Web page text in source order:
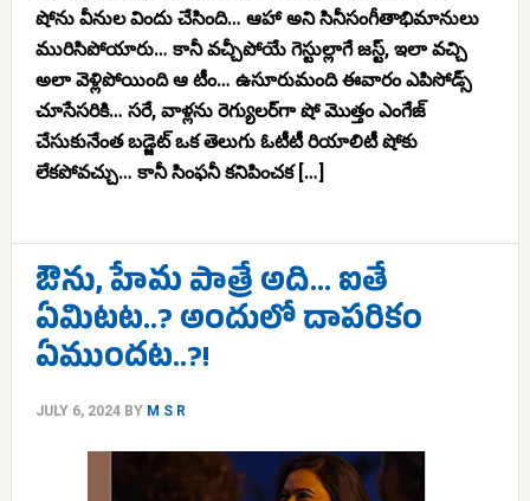
షోను వీనుల విందు చేసింది… ఆహా అని సినీసంగీతాభిమానులు
మురిసిపోయారు… కానీ వచ్చీపోయే గెస్టుల్లాగే జస్ట్, ఇలా వచ్చి
అలా వెళ్లిపోయింది ఆ టీం… ఉసూరుమంది ఈవారం ఎపిసోడ్స్
చూసేసరికి… సరే, వాళ్లను రెగ్యులర్‌గా షో మొత్తం ఎంగేజ్
చేసుకునేంత బడ్జెట్ ఒక తెలుగు ఓటీటీ రియాలిటీ షోకు
లేకపోవచ్చు… కానీ సింఫనీ కనిపించక […]
ఔను, హేమ పాత్రే అది… ఐతే
ఏమిటట..? అందులో దాపరికం
ఏముందట..?!
JULY 6, 2024BY M S R